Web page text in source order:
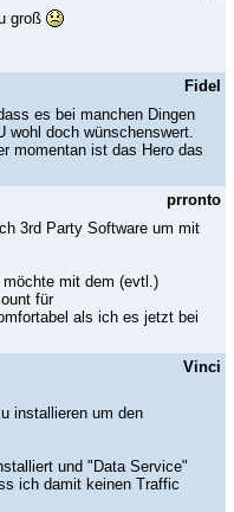
groß
Fidel
es bei manchen Dingen
wohl doch wünschenswert.
momentan ist das Hero das
prronto
3rd Party Software um mit
mit dem (evtl.)
für
als ich es jetzt bei
Vinci
installieren um den
und "Data Service"
ich damit keinen Traffic